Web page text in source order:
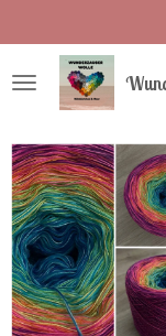
Hauptinhalt
springen